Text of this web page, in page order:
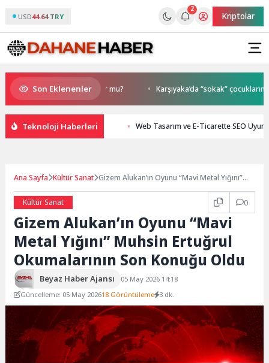
USD44.64 TRY
2
Kriptolar
Son Eklenenler
Kanseri Riski Artıyor mu? Karşıyaka’da “sokak” çocukların!
Teknoloji Haberleri Web Tasarım ve E-Ticarette SEO
Ana Sayfa Kültür Sanat Gizem Alukan’ın Oyunu “Mavi Metal Yığını”
Kültür Sanat 0
Gizem Alukan’ın Oyunu “Mavi
Metal Yığını” Muhsin Ertuğrul
Okumalarının Son Konuğu Oldu
Beyaz Haber Ajansı
05 May 2026 14:18
Güncelleme: 05 May 202618 Görüntüleme 3 dk.